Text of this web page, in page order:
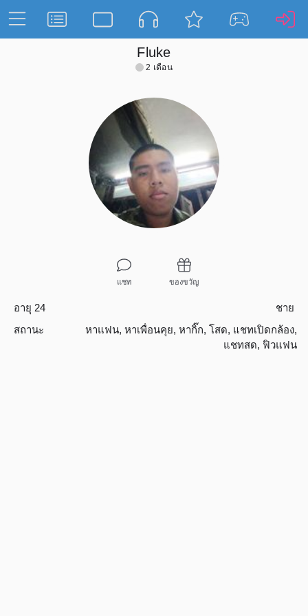
Fluke
2 เดือน
แชท ของขวัญ
อายุ 24
ชาย
สถานะ
หาแฟน, หาเพื่อนคุย, หากิ๊ก, โสด, แชทเปิดกล้อง,
แชทสด, ฟิวแฟน